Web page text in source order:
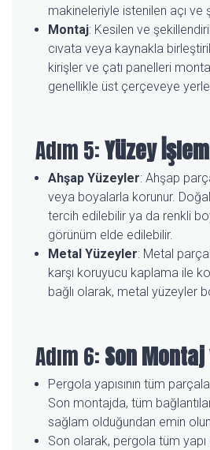
makineleriyle istenilen açı ve
Montaj: Kesilen ve
cıvata veya kaynakla
kirişler ve çatı panelleri
genellikle üst çerçeveye
Adım 5:Yüzey
Ahşap Yüzeyler: Ahşap
veya boyalarla korunur.
tercih edilebilir ya da renkli
görünüm elde edilebilir.
Metal Yüzeyler: Metal
karşı koruyucu kaplama ile
bağlı olarak, metal yüzeyler
Adım 6:Son
Pergola yapısının tüm
Son montajda, tüm
sağlam olduğundan emin
Son olarak, pergola tüm yapı